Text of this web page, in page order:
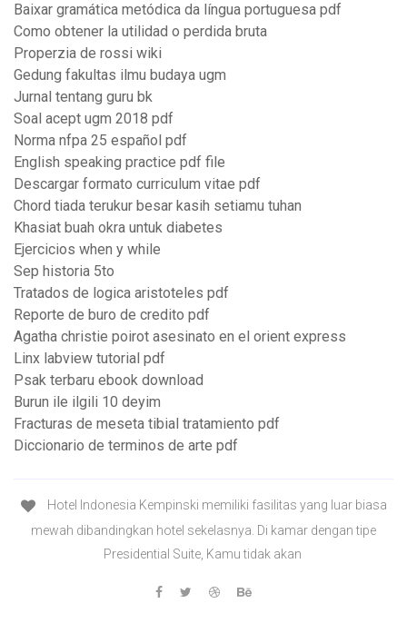
Baixar gramática metódica da língua portuguesa pdf
Como obtener la utilidad o perdida bruta
Properzia de rossi wiki
Gedung fakultas ilmu budaya ugm
Jurnal tentang guru bk
Soal acept ugm 2018 pdf
Norma nfpa 25 español pdf
English speaking practice pdf file
Descargar formato curriculum vitae pdf
Chord tiada terukur besar kasih setiamu tuhan
Khasiat buah okra untuk diabetes
Ejercicios when y while
Sep historia 5to
Tratados de logica aristoteles pdf
Reporte de buro de credito pdf
Agatha christie poirot asesinato en el orient express
Linx labview tutorial pdf
Psak terbaru ebook download
Burun ile ilgili 10 deyim
Fracturas de meseta tibial tratamiento pdf
Diccionario de terminos de arte pdf
Hotel Indonesia Kempinski memiliki fasilitas yang luar biasa
mewah dibandingkan hotel sekelasnya. Di kamar dengan tipe
Presidential Suite, Kamu tidak akan